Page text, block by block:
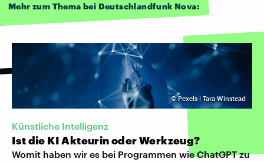
Mehr zum Thema bei Deutschlandfunk Nova:
©Pexels | Tara Winstead
Künstliche Intelligenz
Ist die KI Akteurin oder Werkzeug?
Womit haben wir es bei Programmen wie ChatGPT zu